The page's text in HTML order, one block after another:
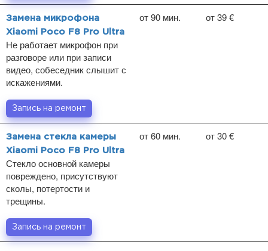
Замена микрофона
Xiaomi Poco F8 Pro Ultra
Не работает микрофон при
разговоре или при записи
видео, собеседник слышит с
искажениями.
от 90 мин. от 39 €
Запись на ремонт
Замена стекла камеры
Xiaomi Poco F8 Pro Ultra
Стекло основной камеры
повреждено, присутствуют
сколы, потертости и
трещины.
от 60 мин. от 30 €
Запись на ремонт